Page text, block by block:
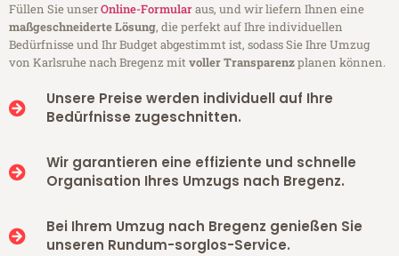
Füllen Sie unserOnline-Formularaus, und wir liefern Ihnen eine
maßgeschneiderte Lösung, die perfekt auf Ihre individuellen
Bedürfnisse und Ihr Budget abgestimmt ist, sodass Sie Ihre Umzug
von Karlsruhe nach Bregenz mitvoller Transparenzplanen können.
Unsere Preise werden individuell auf Ihre
Bedürfnisse zugeschnitten.
Wir garantieren eine effiziente und schnelle
Organisation Ihres Umzugs nach Bregenz.
Bei Ihrem Umzug nach Bregenz genießen Sie
unseren Rundum-sorglos-Service.